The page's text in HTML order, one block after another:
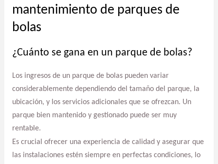
mantenimiento de parques de
bolas
¿Cuánto se gana en un parque de bolas?
Los ingresos de un parque de bolas pueden variar
considerablemente dependiendo del tamaño del parque, la
ubicación, y los servicios adicionales que se ofrezcan. Un
parque bien mantenido y gestionado puede ser muy
rentable.
Es crucial ofrecer una experiencia de calidad y asegurar que
las instalaciones estén siempre en perfectas condiciones, lo